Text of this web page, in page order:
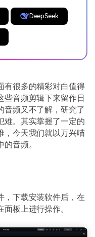
DeepSeek
有很多的精彩对白值得
些音频剪辑下来留作日
音频又不了解，研究了
难。其实掌握了一定的
，今天我们就以万兴喵
音频。
，下载安装软件后，在
板上进行操作。